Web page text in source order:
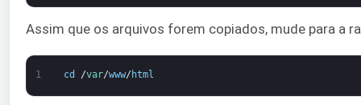
Assim que os arquivos forem copiados, mude para a
1 cd /var/www/ html